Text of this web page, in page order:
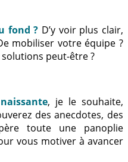
fond ? D’y voir plus clair,
mobiliser votre équipe ?
peut-être ?
, je le souhaite,
des anecdotes, des
toute une panoplie
vous motiver à avancer